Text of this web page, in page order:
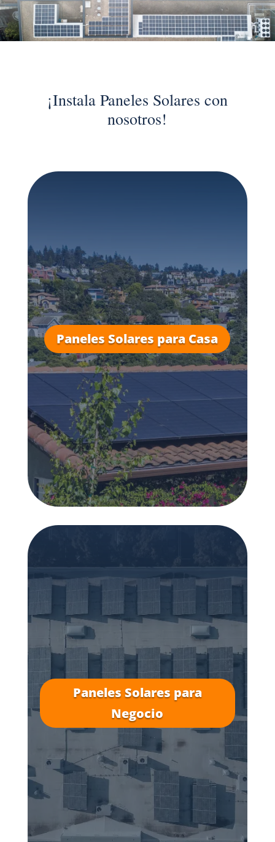
¡Instala Paneles Solares con
nosotros!
Paneles Solares para Casa
Paneles Solares para
Negocio